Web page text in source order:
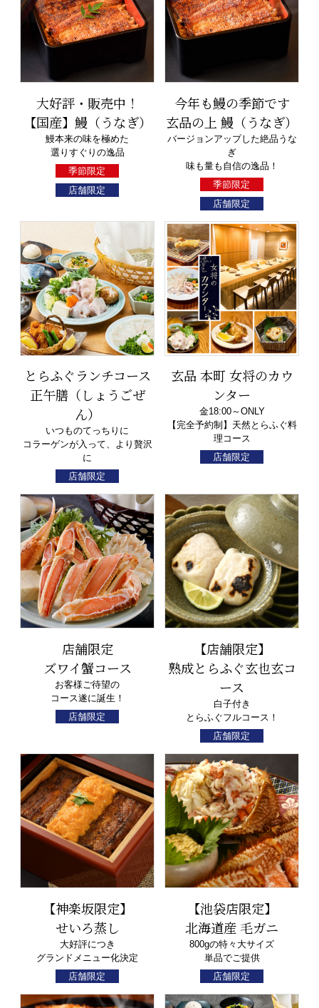
大好評・販売中！
【国産】鰻（うなぎ）
鰻本来の味を極めた
選りすぐりの逸品
季節限定
店舗限定
今年も鰻の季節です
玄品の上 鰻（うなぎ）
バージョンアップした絶品うな
ぎ
味も量も自信の逸品！
季節限定
店舗限定
とらふぐランチコース
正午膳（しょうごぜ
ん）
いつものてっちりに
コラーゲンが入って、より贅沢
に
店舗限定
玄品 本町 女将のカウ
ンター
金18:00～ONLY
【完全予約制】天然とらふぐ料
理コース
店舗限定
店舗限定
ズワイ蟹コース
お客様ご待望の
コース遂に誕生！
店舗限定
【店舗限定】
熟成とらふぐ玄也玄コ
ース
白子付き
とらふぐフルコース！
店舗限定
【神楽坂限定】
せいろ蒸し
大好評につき
グランドメニュー化決定
店舗限定
【池袋店限定】
北海道産 毛ガニ
800gの特々大サイズ
単品でご提供
店舗限定